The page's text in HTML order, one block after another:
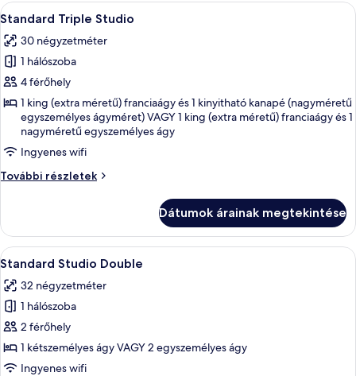
A
következő
szoba
összes
képének
megtekintése:
Standard
Triple
Studio
Egy szállodai szoba két ággyal, egy
6
Standard Triple Studio
30 négyzetméter
1 hálószoba
4 férőhely
1 king (extra méretű) franciaágy és 1 kinyitható kanapé (nagyméretű
egyszemélyes ágyméret) VAGY 1 king (extra méretű) franciaágy és 1
nagyméretű egyszemélyes ágy
Ingyenes wifi
További részletek
Standard
részletei
Dátumok árainak megtekintése
A
következő
szoba
összes
képének
megtekintése:
Standard
Egy szállodai szoba, amelyben van
9
Standard Studio Double
32 négyzetméter
1 hálószoba
2 férőhely
1 kétszemélyes ágy VAGY 2 egyszemélyes ágy
Ingyenes wifi